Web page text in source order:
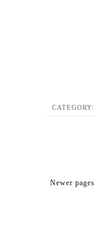
CATEGORY:
Newer pages